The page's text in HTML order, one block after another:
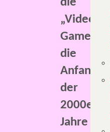
„Video
Games“,
die
Anfang
der
2000er-
Jahre